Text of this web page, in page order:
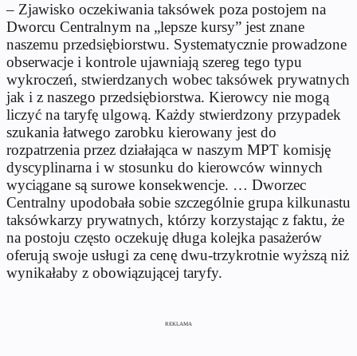
– Zjawisko oczekiwania taksówek poza postojem na
Dworcu Centralnym na „lepsze kursy” jest znane
naszemu przedsiębiorstwu. Systematycznie prowadzone
obserwacje i kontrole ujawniają szereg tego typu
wykroczeń, stwierdzanych wobec taksówek prywatnych
jak i z naszego przedsiębiorstwa. Kierowcy nie mogą
liczyć na taryfę ulgową. Każdy stwierdzony przypadek
szukania łatwego zarobku kierowany jest do
rozpatrzenia przez działająca w naszym MPT komisję
dyscyplinarna i w stosunku do kierowców winnych
wyciągane są surowe konsekwencje. … Dworzec
Centralny upodobała sobie szczególnie grupa kilkunastu
taksówkarzy prywatnych, którzy korzystając z faktu, że
na postoju często oczekuję długa kolejka pasażerów
oferują swoje usługi za cenę dwu-trzykrotnie wyższą niż
wynikałaby z obowiązującej taryfy.
REKLAMA